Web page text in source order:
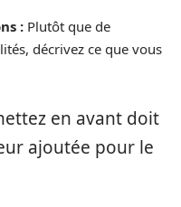
: Plutôt que de
décrivez ce que vous
en avant doit
ajoutée pour le